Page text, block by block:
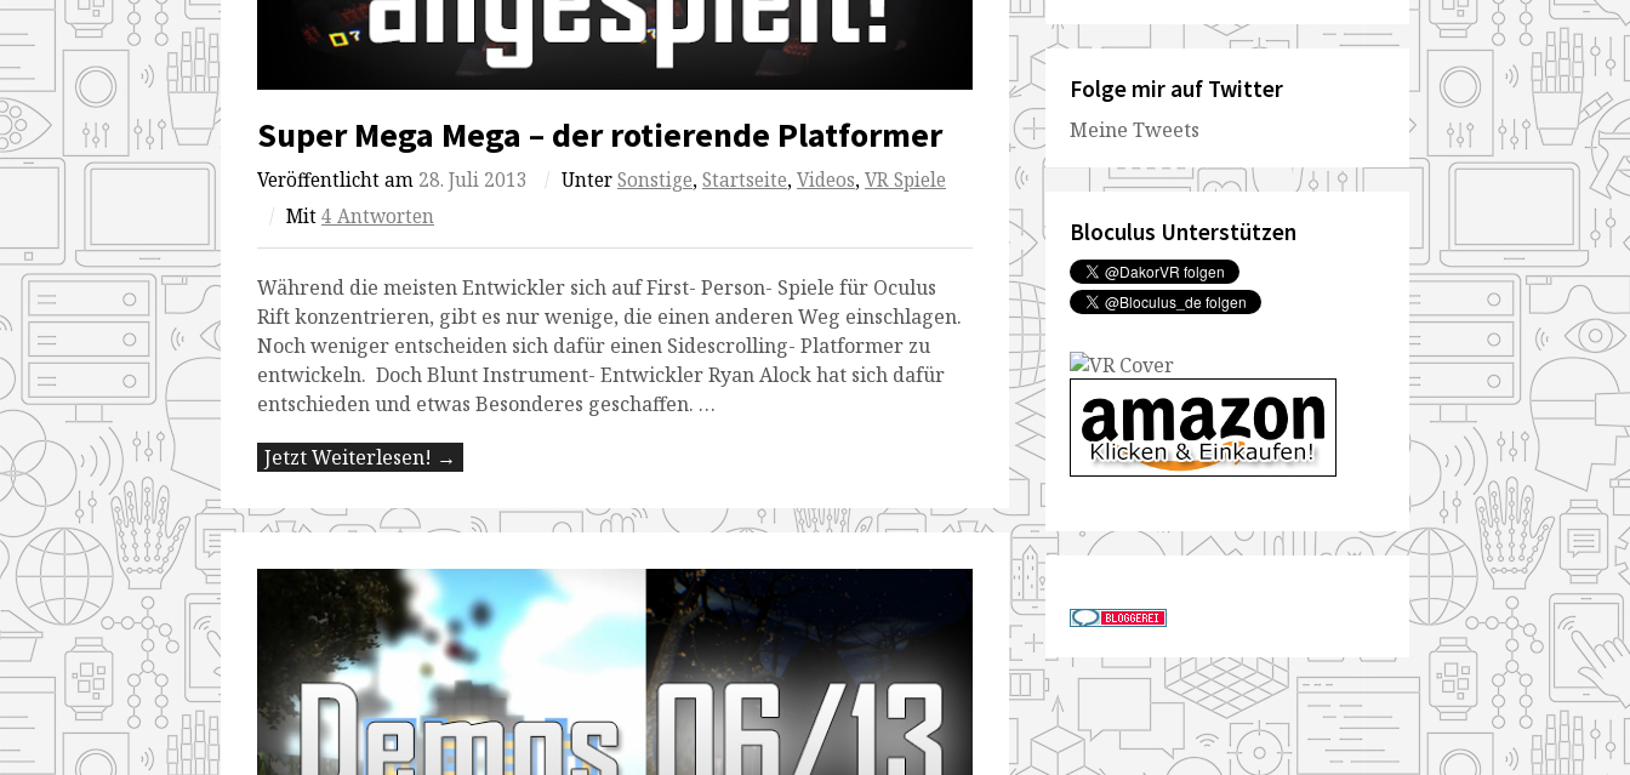
Super Mega Mega – der rotierende Platformer
Veröffentlicht am 28. Juli 2013 / UnterSonstige,Startseite,Videos,VR Spiele
/ Mit4 Antworten
Während die meisten Entwickler sich auf First- Person- Spiele für Oculus
Rift konzentrieren, gibt es nur wenige, die einen anderen Weg einschlagen.
Noch weniger entscheiden sich dafür einen Sidescrolling- Platformer zu
entwickeln. Doch Blunt Instrument- Entwickler Ryan Alock hat sich dafür
entschieden und etwas Besonderes geschaffen. …
Jetzt Weiterlesen! →
Folge mir auf Twitter
Meine Tweets
Bloculus Unterstützen